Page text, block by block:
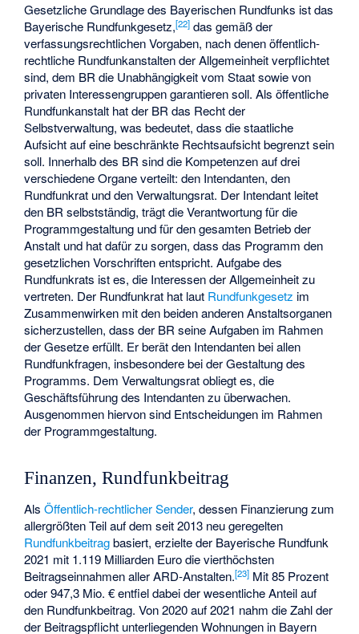
Gesetzliche Grundlage des Bayerischen Rundfunks ist das
Bayerische Rundfunkgesetz,[22] das gemäß der
verfassungsrechtlichen Vorgaben, nach denen öffentlich-
rechtliche Rundfunkanstalten der Allgemeinheit verpflichtet
sind, dem BR die Unabhängigkeit vom Staat sowie von
privaten Interessengruppen garantieren soll. Als öffentliche
Rundfunkanstalt hat der BR das Recht der
Selbstverwaltung, was bedeutet, dass die staatliche
Aufsicht auf eine beschränkte Rechtsaufsicht begrenzt sein
soll. Innerhalb des BR sind die Kompetenzen auf drei
verschiedene Organe verteilt: den Intendanten, den
Rundfunkrat und den Verwaltungsrat. Der Intendant leitet
den BR selbstständig, trägt die Verantwortung für die
Programmgestaltung und für den gesamten Betrieb der
Anstalt und hat dafür zu sorgen, dass das Programm den
gesetzlichen Vorschriften entspricht. Aufgabe des
Rundfunkrats ist es, die Interessen der Allgemeinheit zu
vertreten. Der Rundfunkrat hat laut Rundfunkgesetz im
Zusammenwirken mit den beiden anderen Anstaltsorganen
sicherzustellen, dass der BR seine Aufgaben im Rahmen
der Gesetze erfüllt. Er berät den Intendanten bei allen
Rundfunkfragen, insbesondere bei der Gestaltung des
Programms. Dem Verwaltungsrat obliegt es, die
Geschäftsführung des Intendanten zu überwachen.
Ausgenommen hiervon sind Entscheidungen im Rahmen
der Programmgestaltung.
Finanzen, Rundfunkbeitrag
AlsÖffentlich-rechtlicher Sender, dessen Finanzierung zum
allergrößten Teil auf dem seit 2013 neu geregelten
Rundfunkbeitragbasiert, erzielte der Bayerische Rundfunk
2021 mit 1.119 Milliarden Euro die vierthöchsten
Beitragseinnahmen aller ARD-Anstalten.[23] Mit 85 Prozent
oder 947,3 Mio. € entfiel dabei der wesentliche Anteil auf
den Rundfunkbeitrag. Von 2020 auf 2021 nahm die Zahl der
der Beitragspflicht unterliegenden Wohnungen in Bayern